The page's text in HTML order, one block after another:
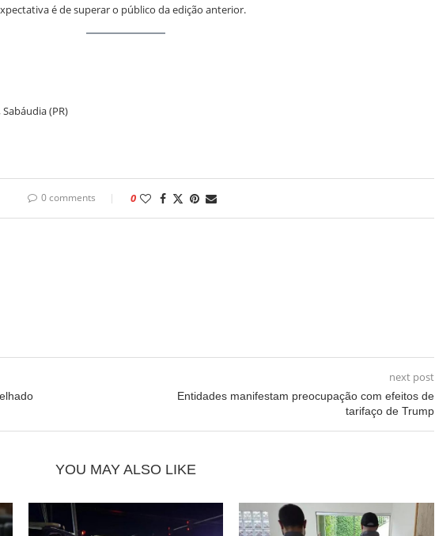
é de superar o público da edição anterior.
(PR)
0 comments 0
next post
Entidades manifestam preocupação com efeitos de
tarifaço de Trump
YOU MAY ALSO LIKE